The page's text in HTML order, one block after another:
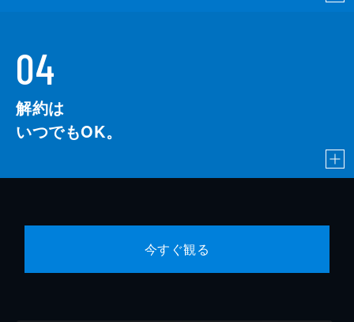
04
解約は
いつでもOK。
今すぐ観る